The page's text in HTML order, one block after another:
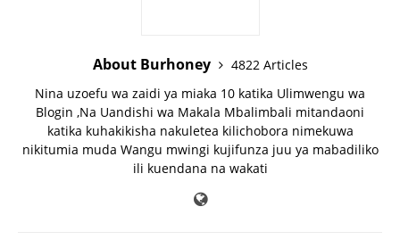
About Burhoney
4822 Articles
Nina uzoefu wa zaidi ya miaka 10 katika Ulimwengu wa
Blogin ,Na Uandishi wa Makala Mbalimbali mitandaoni
katika kuhakikisha nakuletea kilichobora nimekuwa
nikitumia muda Wangu mwingi kujifunza juu ya mabadiliko
ili kuendana na wakati